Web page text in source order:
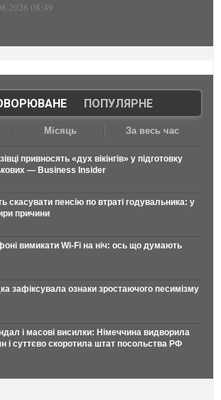
08:49
| ПОПУЛЯРНЕ
Місяць За весь час
привносять «дух вікінгів» у підготовку
— Business Insider
скасувати пенсію по втраті годувальника: у
причини
вимикати Wi-Fi на ніч: ось що думають
зафіксувала ознаки зростаючого песимізму
і масові висилки: Німеччина видворила
і суттєво скоротила штат посольства РФ